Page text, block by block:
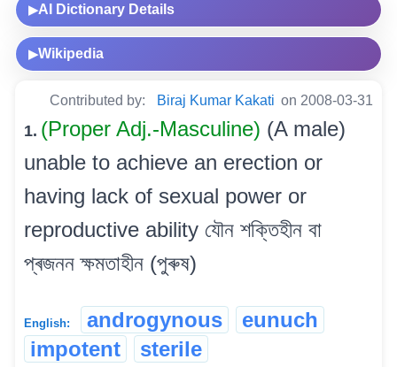
▶AI Dictionary Details
▶Wikipedia
Contributed by: Biraj Kumar Kakati on 2008-03-31
1. (Proper Adj.-Masculine) (A male)
unable to achieve an erection or
having lack of sexual power or
reproductive ability যৌন শক্তিহীন বা
প্ৰজনন ক্ষমতাহীন (পুৰুষ)
English: androgynous
eunuch
impotent
sterile